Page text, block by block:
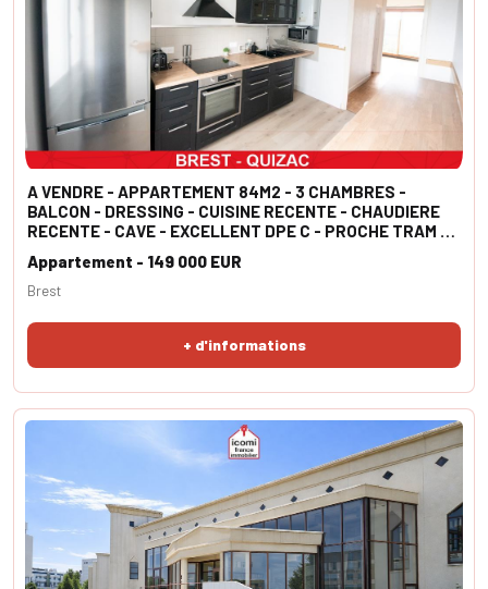
A VENDRE - APPARTEMENT 84M2 - 3 CHAMBRES -
BALCON - DRESSING - CUISINE RECENTE - CHAUDIERE
RECENTE - CAVE - EXCELLENT DPE C - PROCHE TRAM -
Appartement - 149 000 EUR
+ d'informations
Brest